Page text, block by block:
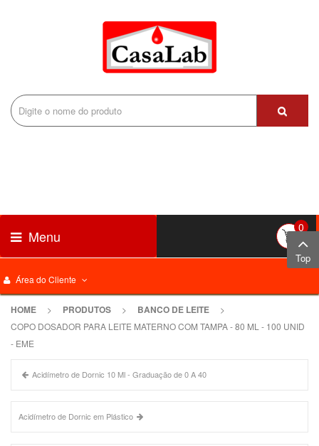
Área do Cliente
Menu 0
HOME > PRODUTOS > BANCO DE LEITE
>
COPO DOSADOR PARA LEITE MATERNO COM TAMPA - 80 ML - 100 UNID
- EME
Acidímetro de Dornic 10 Ml - Graduação de 0 A 40
Acidímetro de Dornic em Plástico
Top